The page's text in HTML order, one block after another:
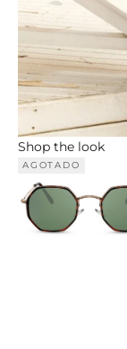
Shop the look
AGOTADO